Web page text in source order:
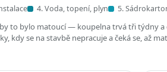
4. Voda, topení, plyn 5.
by to bylo matoucí — koupelna trvá tři týdny
kdy se na stavbě nepracuje a čeká se, až